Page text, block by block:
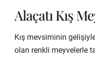
Alaçatı Kış
Kış mevsiminin
olan renkli meyvelerle